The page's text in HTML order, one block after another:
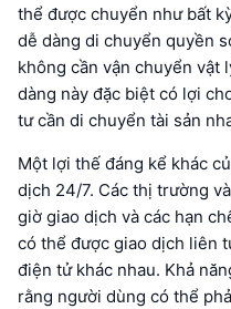
thể được chuyển như bất
dễ dàng di chuyển quyền
không cần vận chuyển vật
dàng này đặc biệt có lợi
tư cần di chuyển tài sản
Một lợi thế đáng kể khác
dịch 24/7. Các thị trường
giờ giao dịch và các hạn
có thể được giao dịch liên
điện tử khác nhau. Khả
rằng người dùng có thể